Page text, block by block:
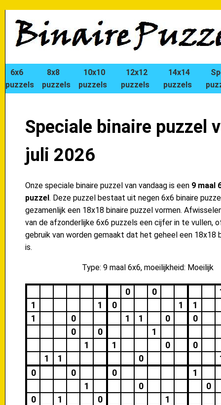
6x6
puzzels
8x8
puzzels
10x10
puzzels
12x12
puzzels
14x14
puzzels
Speciale binaire puzzel
juli 2026
Onze speciale binaire puzzel van vandaag is een 9 maal
puzzel. Deze puzzel bestaat uit negen 6x6 binaire
gezamenlijk een 18x18 binaire puzzel vormen.
van de afzonderlijke 6x6 puzzels een cijfer in te vullen,
gebruik van worden gemaakt dat het geheel een 18x18
is.
Type: 9 maal 6x6, moeilijkheid: Moeilijk
0 0
1
1 0 1
1
1
0 1 1 0
0
0
0
1
1
1 0
0
1
1 0
0
0 0
1
1
0
0
0
1 0
1